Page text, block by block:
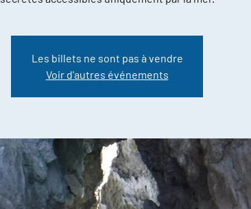
Les billets ne sont pas à vendre
Voir d'autres événements